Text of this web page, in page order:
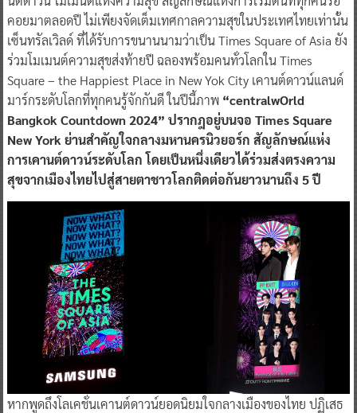
คอยมาตลอดปี ไม่เพียงจัดเต็มเทศกาลความสุขในประเทศไทยเท่านั้น
เซ็นทรัลเวิลด์ ที่ได้รับการขนานนามว่าเป็น Times Square of Asia ยัง
ร่วมโมเมนต์ความสุขส่งท้ายปี ฉลองพร้อมคนทั่วโลกใน Times
Square – the Happiest Place in New Yok City เคานต์ดาวน์แลนด์
มาร์กระดับโลกที่ทุกคนรู้จักกันดี ในปีนี้ภาพ “centralwOrld
Bangkok Countdown 2024” ปรากฎอยู่บนจอ Times Square
New York ย่านสำคัญใจกลางมหานครนิวยอร์ก สัญลักษณ์แห่ง
การเคานต์ดาวน์ระดับโลก โดยเป็นหนึ่งเดียวได้ร่วมส่งตรงความ
สุขจากเมืองไทยไปสู่สายตาชาวโลกติดต่อกันยาวนานถึง 5 ปี
หากพูดถึงโลเคชั่นเคานต์ดาวน์ยอดนิยมใจกลางเมืองของไทย ปฏิเสธ